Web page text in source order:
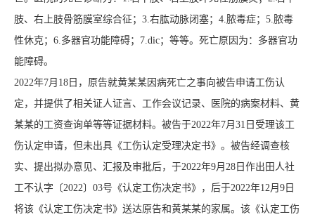
肢、右上肢骨筋膜室综合征；3.右肱动脉闭塞；4.脓毒症；5.脓毒
性休克；6.多器官功能障碍；7.dic；等等。死亡原因为：多器官功
能障碍。
2022年7月18日，原告就黄某某因病死亡之事向被告申请工伤认
定，并提供了相关证人证言、工作会议记录、医院的病案材料、黄
某某的工资查询单等等证据材料。被告于2022年7月31日受理该工
伤认定申请，但未出具《工伤认定受理决定书》。被告经调查核
实、提出拟办意见、汇报及审批后，于2022年9月28日作出田人社
工不认字〔2022〕03号《认定工伤决定书》，后于2022年12月9日
将该《认定工伤决定书》送达原告和黄某某的家属。该《认定工伤